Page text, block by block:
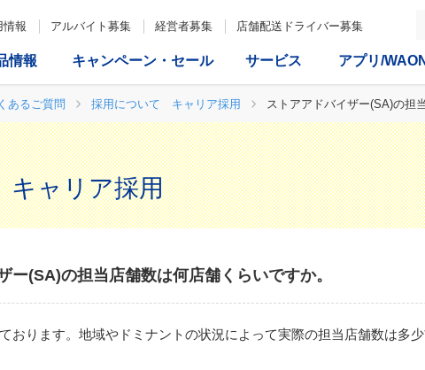
情報 アルバイト募集 経営者募集 店舗配送ドライバー募集
情報 キャンペーン・セール サービス アプリ/WAON
あるご質問 採用について キャリア採用 ストアアドバイザー(SA)の担
ャリア採用
ー(SA)の担当店舗数は何店舗くらいですか。
おります。地域やドミナントの状況によって実際の担当店舗数は多少